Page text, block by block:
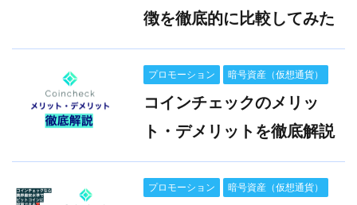
徴を徹底的に比較してみた
プロモーション 暗号資産（仮想通貨）
コインチェックのメリッ
ト・デメリットを徹底解説
プロモーション 暗号資産（仮想通貨）